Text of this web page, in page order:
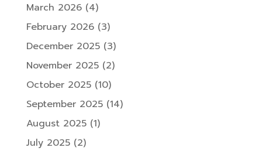
March 2026(4)
February 2026(3)
December 2025(3)
November 2025(2)
October 2025(10)
September 2025(14)
August 2025(1)
July 2025(2)